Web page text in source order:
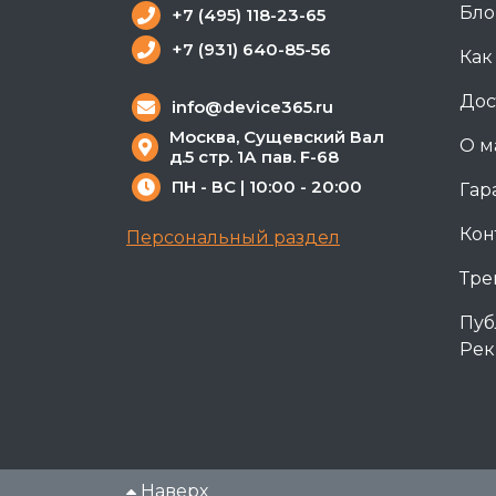
О
+7 (495) 118-23-65
+7 (931) 640-85-56
info@device365.ru
Москва, Сущевский Вал
д.5 стр. 1А пав. F-68
ПН - ВС | 10:00 - 20:00
Персональный раздел
Наверх